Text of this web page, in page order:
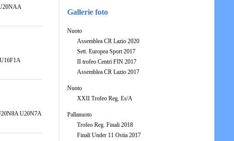
U20N7A
Gallerie foto
Nuoto
Assemblea CR Lazio 2020
Sett. Europea Sport 2017
II trofeo Centri FIN 2017
Assemblea CR Lazio 2017
Nuoto
XXII Trofeo Reg. Es/A
Pallanuoto
Trofeo Reg. Finali 2018
Finali Under 11 Ostia 2017